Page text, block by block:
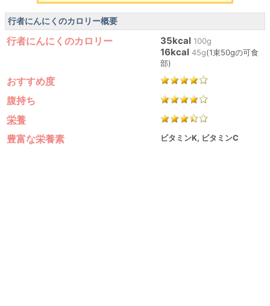
行者にんにくのカロリー概要
行者にんにくのカロリー 35kcal 100g
16kcal 45g(1束50gの可食
部)
おすすめ度
腹持ち
栄養
豊富な栄養素
ビタミンK, ビタミンC